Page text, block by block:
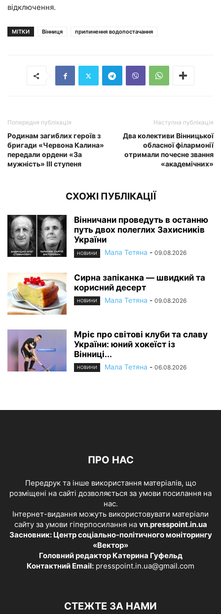
відключення.
МІТКИ Вінниця припинення водопостачання
Попередня публікація
Родинам загиблих героїв з
бригади «Червона Калина»
передали ордени «За
мужність» ІІІ ступеня
Наступна публікація
Два колективи Вінницької
обласної філармонії
отримали почесне звання
«академічних»
СХОЖІ ПУБЛІКАЦІЇ
Вінничани проведуть в останню
путь двох полеглих Захисників
України
НОВИНИ Мала Тетяна - 09.08.2026
Сирна запіканка — швидкий та
корисний десерт
НОВИНИ Мала Тетяна - 09.08.2026
Мріє про світові клуби та славу
України: юний хокеїст із
Вінниці...
НОВИНИ Мала Тетяна - 06.08.2026
ПРО НАС
Передрук та інше використання матеріалів, що
розміщені на сайті дозволяється за умови посилання на
нас.
Інтернет-видання можуть використовувати матеріали
сайту за умови гіперпосилання на vn.presspoint.in.ua
Засновник: Центр соціально-політичного моніторингу
«Вектор»
Головний редактор Катерина Гуфельд
Контактний Email: presspoint.in.ua@gmail.com
СТЕЖТЕ ЗА НАМИ